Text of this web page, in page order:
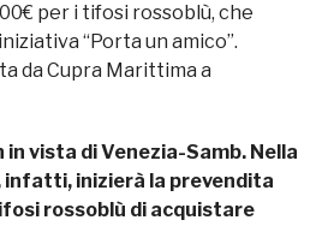
per i tifosi rossoblù, che
“Porta un amico”.
da Cupra Marittima a
vista di Venezia-Samb. Nella
inizierà la prevendita
rossoblù di acquistare